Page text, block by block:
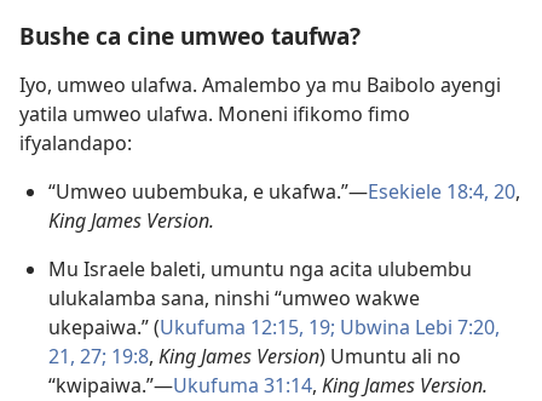
Bushe ca cine umweo taufwa?
Iyo, umweo ulafwa. Amalembo ya mu Baibolo ayengi
yatila umweo ulafwa. Moneni ifikomo fimo
ifyalandapo:
“Umweo uubembuka, e ukafwa.”—Esekiele 18:4, 20,
King James Version.
Mu Israele baleti, umuntu nga acita ulubembu
ulukalamba sana, ninshi “umweo wakwe
ukepaiwa.” (Ukufuma 12:15, 19; Ubwina Lebi 7:20,
21, 27; 19:8, King James Version) Umuntu ali no
“kwipaiwa.”—Ukufuma 31:14, King James Version.